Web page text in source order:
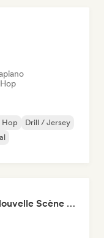
Hop
Drill / Jersey
La Relève 🎙️ Rap FR & Nouvelle Scène Hip-Hop